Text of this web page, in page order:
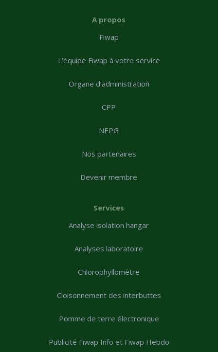
A propos
Fiwap
L’équipe Fiwap à votre service
Organe d’administration
CPP
NEPG
Nos partenaires
Devenir membre
Services
Analyse isolation hangar
Analyses laboratoire
Chlorophyllomètre
Cloisonnement des interbuttes
Pomme de terre électronique
Publicité Fiwap Info et Fiwap Hebdo